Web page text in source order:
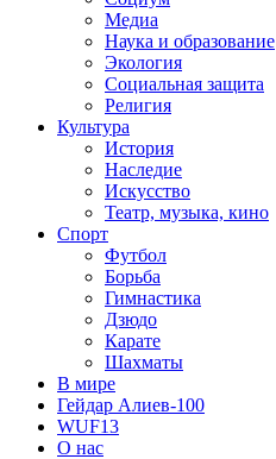
Медиа
Наука и образование
Экология
Социальная защита
Религия
Культура
История
Наследие
Искусство
Театр, музыка, кино
Спорт
Футбол
Борьба
Гимнастика
Дзюдо
Карате
Шахматы
В мире
Гейдар Алиев-100
WUF13
О нас